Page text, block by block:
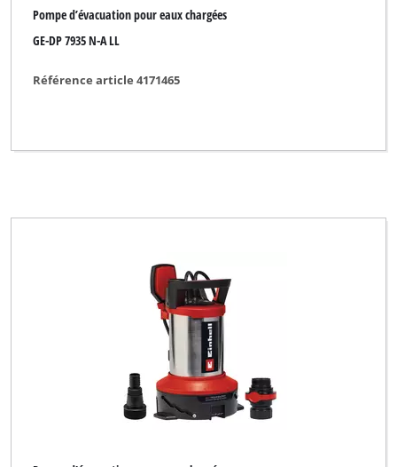
Pompe d’évacuation pour eaux chargées
GE-DP 7935 N-A LL
Référence article 4171465